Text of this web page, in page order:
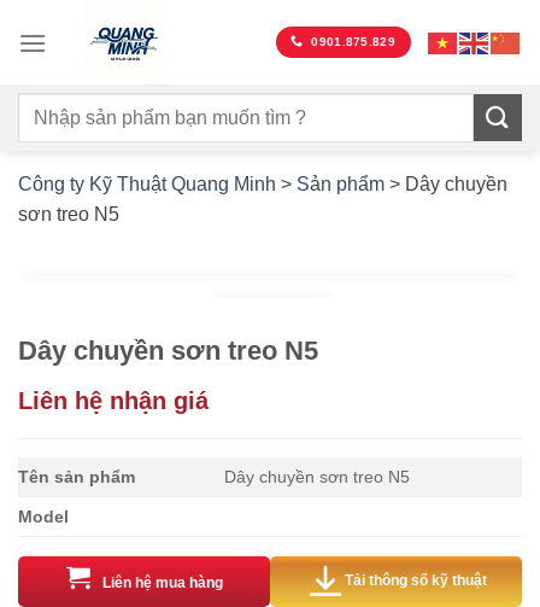
qua
dung
0901.875.829
Công ty Kỹ Thuật Quang Minh > Sản phẩm > Dây chuyền
sơn treo N5
Dây chuyền sơn treo N5
Liên hệ nhận giá
Tên sản phẩm Dây chuyền sơn treo N5
Model
Liên hệ mua hàng Tải thông số kỹ thuật